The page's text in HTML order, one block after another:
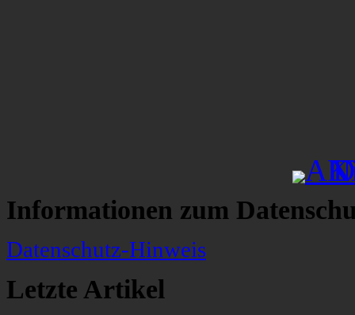
Informationen zum
Datenschutz-Hinweis
Letzte Artikel